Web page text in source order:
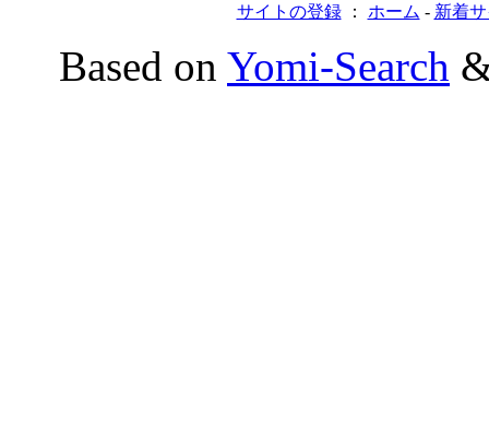
サイトの登録： ホーム - 新着
Based on Yomi-Search